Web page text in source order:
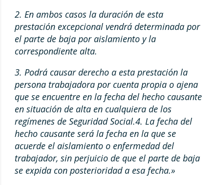
2. En ambos casos la duración de esta
prestación excepcional vendrá determinada por
el parte de baja por aislamiento y la
correspondiente alta.
3. Podrá causar derecho a esta prestación la
persona trabajadora por cuenta propia o ajena
que se encuentre en la fecha del hecho causante
en situación de alta en cualquiera de los
regímenes de Seguridad Social.4. La fecha del
hecho causante será la fecha en la que se
acuerde el aislamiento o enfermedad del
trabajador, sin perjuicio de que el parte de baja
se expida con posterioridad a esa fecha.»